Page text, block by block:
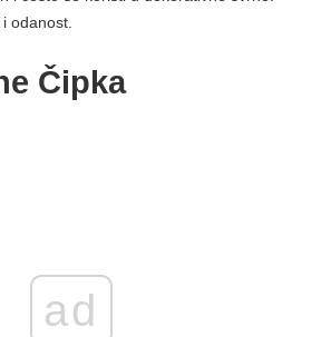
odanost.
Čipka
ad